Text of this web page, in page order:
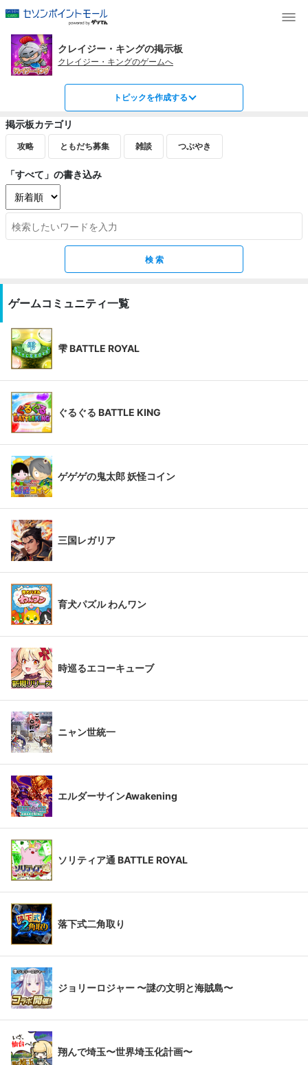
クレイジー・キングの掲示板
クレイジー・キングのゲームへ
トピックを作成する
掲示板カテゴリ
攻略 ともだち募集 雑談 つぶやき
「すべて」の書き込み
ゲームコミュニティ一覧
雫 BATTLE ROYAL
ぐるぐる BATTLE KING
ゲゲゲの鬼太郎 妖怪コイン
三国レガリア
育犬パズル わんワン
時巡るエコーキューブ
ニャン世統一
エルダーサインAwakening
ソリティア通 BATTLE ROYAL
落下式二角取り
ジョリーロジャー 〜謎の文明と海賊島〜
翔んで埼玉〜世界埼玉化計画〜